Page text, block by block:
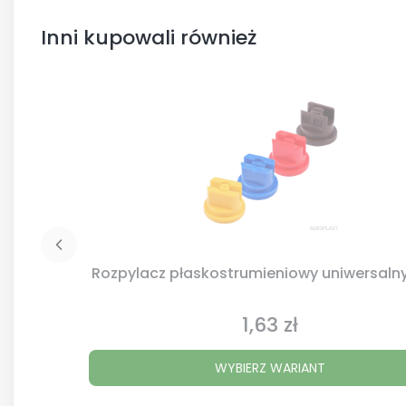
Inni kupowali również
Rozpylacz płaskostrumieniowy uniwersalny
Cena
1,63 zł
WYBIERZ WARIANT